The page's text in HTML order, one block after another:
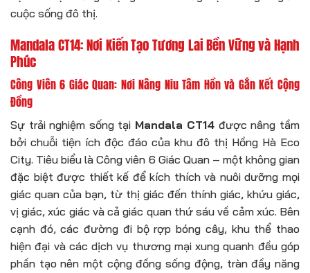
cuộc sống đô thị.
Mandala CT14: Nơi Kiến Tạo Tương Lai Bền Vững và Hạnh
Phúc
Công Viên 6 Giác Quan: Nơi Nâng Niu Tâm Hồn và Gắn Kết Cộng
Đồng
Sự trải nghiệm sống tại Mandala CT14 được nâng tầm
bởi chuỗi tiện ích độc đáo của khu đô thị Hồng Hà Eco
City. Tiêu biểu là Công viên 6 Giác Quan – một không gian
đặc biệt được thiết kế để kích thích và nuôi dưỡng mọi
giác quan của bạn, từ thị giác đến thính giác, khứu giác,
vị giác, xúc giác và cả giác quan thứ sáu về cảm xúc. Bên
cạnh đó, các đường đi bộ rợp bóng cây, khu thể thao
hiện đại và các dịch vụ thương mại xung quanh đều góp
phần tạo nên một cộng đồng sống động, tràn đầy năng